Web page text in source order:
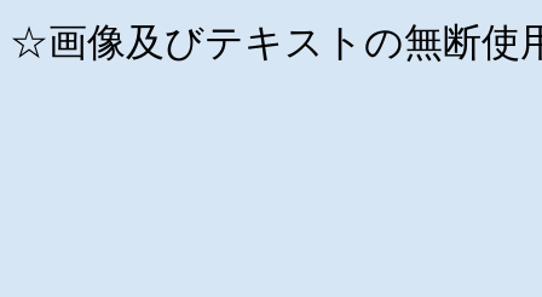
☆画像及びテキストの無断使